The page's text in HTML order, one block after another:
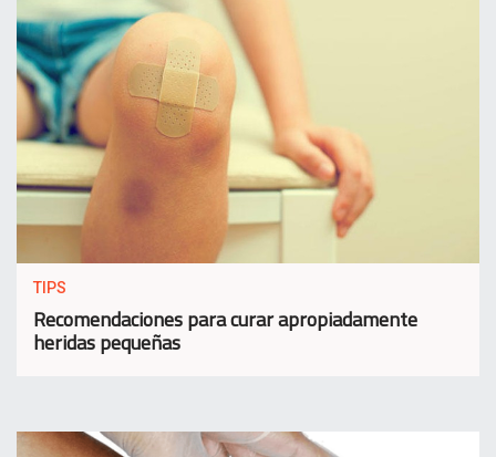
TIPS
Recomendaciones para curar apropiadamente
heridas pequeñas